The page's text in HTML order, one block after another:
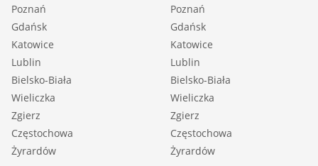
Poznań
Gdańsk
Katowice
Lublin
Bielsko-Biała
Wieliczka
Zgierz
Częstochowa
Żyrardów
Poznań
Gdańsk
Katowice
Lublin
Bielsko-Biała
Wieliczka
Zgierz
Częstochowa
Żyrardów